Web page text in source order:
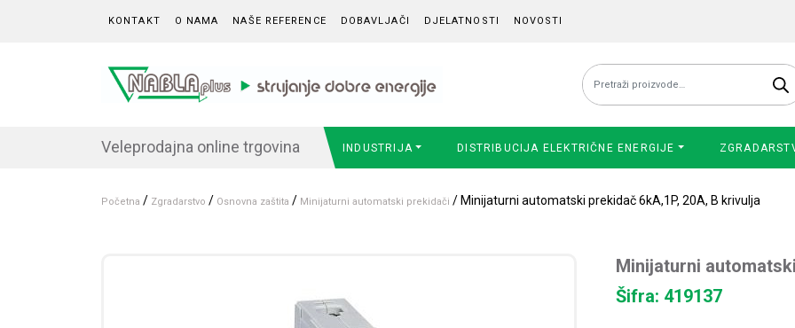
KONTAKT O NAMA NAŠE REFERENCE DOBAVLJAČI DJELATNOSTI NOVOSTI
Pretraži:
Veleprodajna online trgovina INDUSTRIJA DISTRIBUCIJA ELEKTRIČNE ENERGIJE
Početna / Zgradarstvo / Osnovna zaštita / Minijaturni automatski prekidači / Minijaturni automatski prekidač 6kA,1P, 20A, B krivulja
Minijaturni
Šifra: 419137